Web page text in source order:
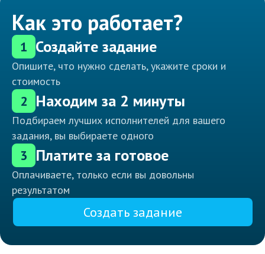
Как это работает?
1 Создайте задание
Опишите, что нужно сделать, укажите сроки и
стоимость
2 Находим за 2 минуты
Подбираем лучших исполнителей для вашего
задания, вы выбираете одного
3 Платите за готовое
Оплачиваете, только если вы довольны
результатом
Создать задание